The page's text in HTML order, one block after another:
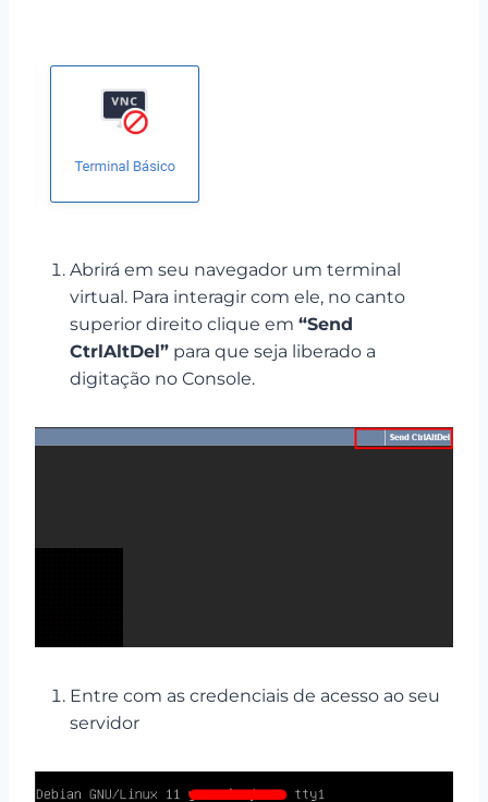
Abrirá em seu navegador um terminal
virtual. Para interagir com ele, no canto
superior direito clique em “Send
CtrlAltDel” para que seja liberado a
digitação no Console.
Entre com as credenciais de acesso ao seu
servidor